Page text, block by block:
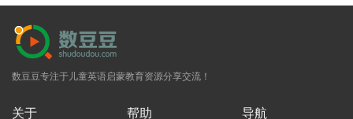
数豆豆专注于儿童英语启蒙教育资源分享交流！
关于 帮助 导航